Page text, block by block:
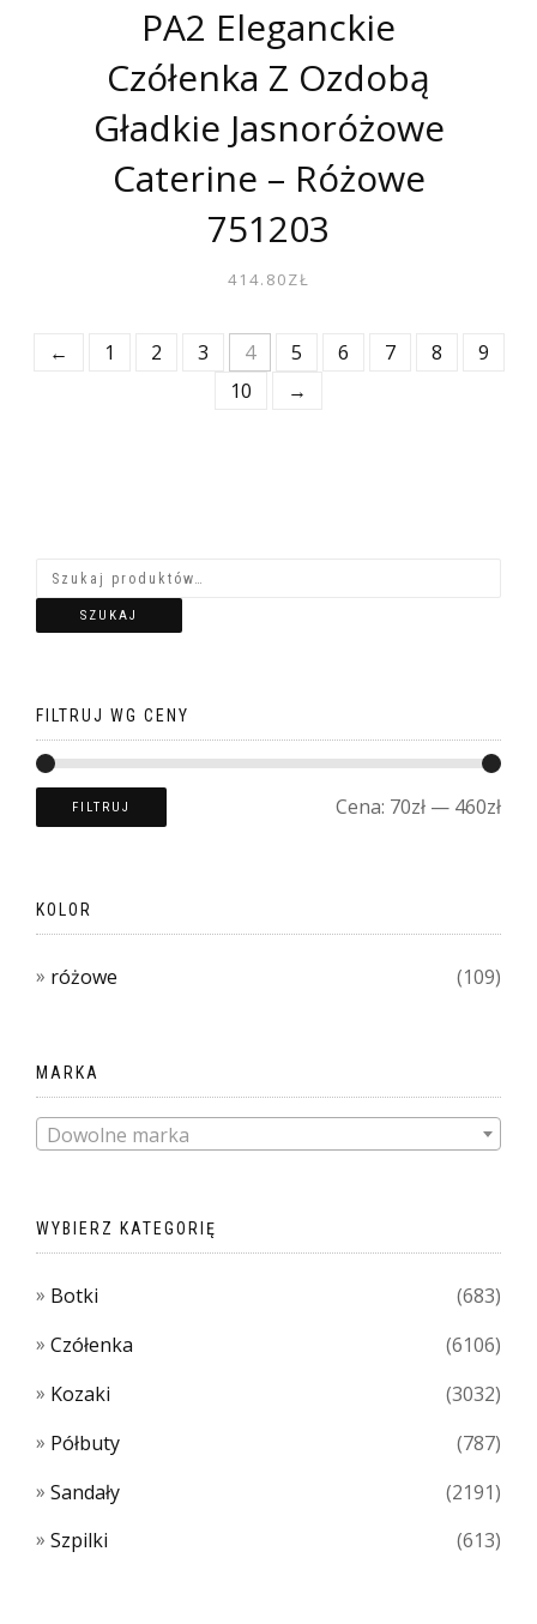
PA2 Eleganckie
Czółenka Z Ozdobą
Gładkie Jasnoróżowe
Caterine – Różowe
751203
414.80ZŁ
← 1 2 3 4 5 6 7 8
9
10
→
SZUKAJ
FILTRUJ WG CENY
FILTRUJ Cena: 70zł — 460zł
KOLOR
różowe (109)
MARKA
Dowolne marka
WYBIERZ KATEGORIĘ
Botki
(683)
Czółenka
(6106)
Kozaki
(3032)
Półbuty
(787)
Sandały
(2191)
Szpilki
(613)